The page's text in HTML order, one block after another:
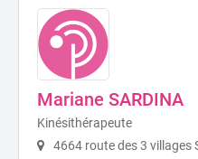
Mariane SARDINA
Kinésithérapeute
4664 route des 3 villages